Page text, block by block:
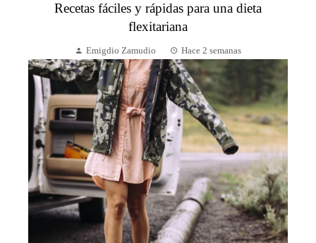
Recetas fáciles y rápidas para una dieta
flexitariana
Emigdio Zamudio Hace 2 semanas